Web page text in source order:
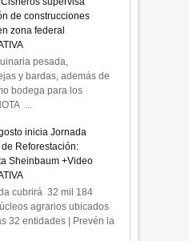
de construcciones
zona federal
pesada,
y bardas, además de
bodega para los
...
inicia Jornada
Reforestación:
Sheinbaum +Video
cubrirá 32 mil 184
agrarios ubicados
32 entidades | Prevén la